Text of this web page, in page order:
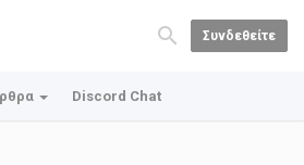
Συνδεθείτε
Discord Chat